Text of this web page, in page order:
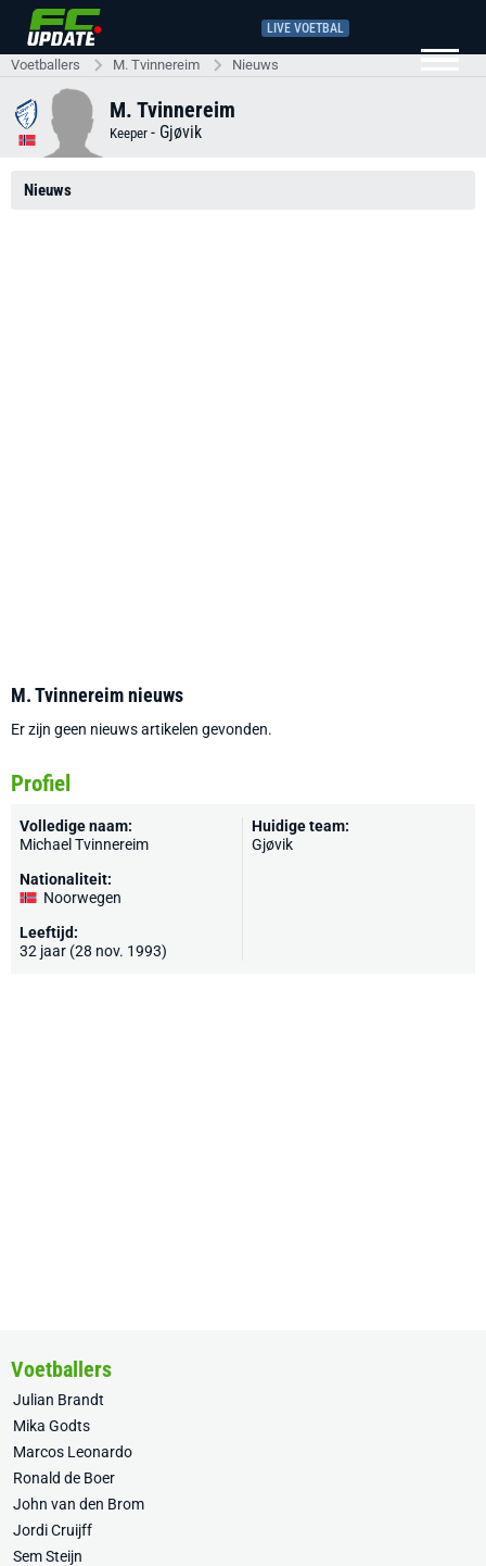
LIVE VOETBAL
Voetballers M. Tvinnereim Nieuws
M. Tvinnereim
Keeper - Gjøvik
Nieuws
M. Tvinnereim nieuws
Er zijn geen nieuws artikelen gevonden.
Profiel
Volledige naam:
Michael Tvinnereim
Nationaliteit:
Noorwegen
Leeftijd:
32 jaar (28 nov. 1993)
Huidige team:
Gjøvik
Voetballers
Julian Brandt
Mika Godts
Marcos Leonardo
Ronald de Boer
John van den Brom
Jordi Cruijff
Sem Steijn